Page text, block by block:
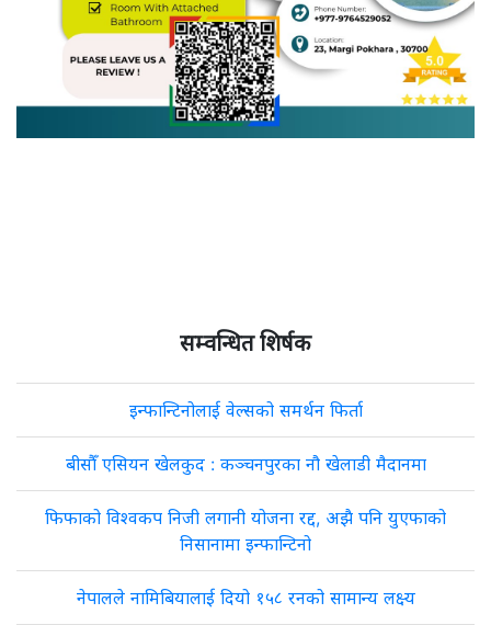
सम्वन्धित शिर्षक
इन्फान्टिनोलाई वेल्सको समर्थन फिर्ता
बीसौँ एसियन खेलकुद : कञ्चनपुरका नौ खेलाडी मैदानमा
फिफाको विश्वकप निजी लगानी योजना रद्द, अझै पनि युएफाको
निसानामा इन्फान्टिनो
नेपालले नामिबियालाई दियो १५८ रनको सामान्य लक्ष्य